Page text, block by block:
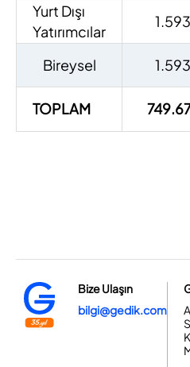
Yurt Dışı
Yatırımcılar
1.593
Bireysel 1.593
TOPLAM
Bize Ulaşın
bilgi@gedik.com